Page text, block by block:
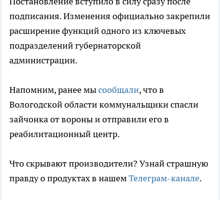
подписания. Изменения официально закрепили
расширение функций одного из ключевых
подразделений губернаторской
администрации.
Напомним, ранее мысообщали, что в
Вологодской области коммунальщики спасли
зайчонка от вороны и отправили его в
реабилитационный центр.
Что скрывают производители? Узнай страшную
правду о продуктах в нашемТелеграм-канале.